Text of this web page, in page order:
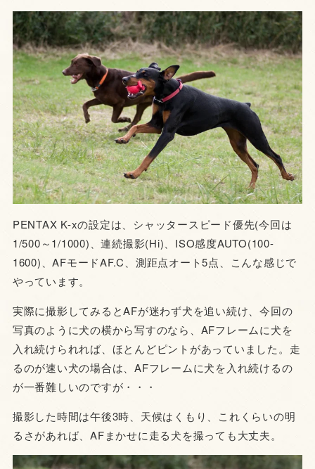
PENTAX K-xの設定は、シャッタースピード優先(今回は
1/500～1/1000)、連続撮影(Hi)、ISO感度AUTO(100-
1600)、AFモードAF.C、測距点オート5点、こんな感じで
やっています。
実際に撮影してみるとAFが迷わず犬を追い続け、今回の
写真のように犬の横から写すのなら、AFフレームに犬を
入れ続けられれば、ほとんどピントがあっていました。走
るのが速い犬の場合は、AFフレームに犬を入れ続けるの
が一番難しいのですが・・・
撮影した時間は午後3時、天候はくもり、これくらいの明
るさがあれば、AFまかせに走る犬を撮っても大丈夫。